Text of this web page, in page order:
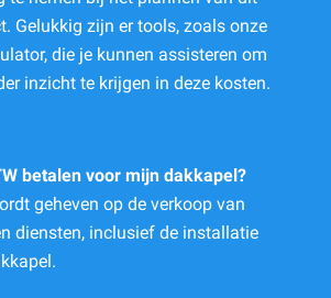
Gelukkig zijn er tools, zoals onze
die je kunnen assisteren om
inzicht te krijgen in deze kosten.
betalen voor mijn dakkapel?
geheven op de verkoop van
diensten, inclusief de installatie